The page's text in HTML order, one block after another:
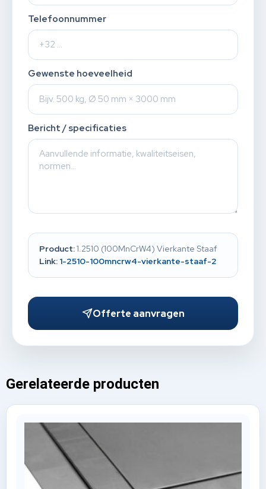
Telefoonnummer
Gewenste hoeveelheid
Bericht / specificaties
Product:1.2510 (100MnCrW4) Vierkante Staaf
Link: 1-2510-100mncrw4-vierkante-staaf-2
Offerte aanvragen
Gerelateerde producten